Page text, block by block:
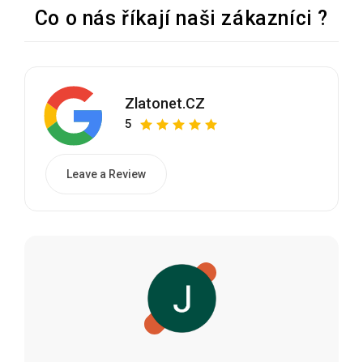
Co o nás říkají naši zákazníci ?
Zlatonet.CZ
5
Leave a Review